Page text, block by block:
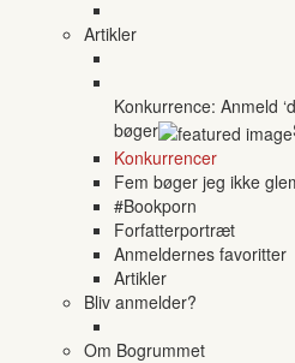
Artikler
Konkurrence: Anmeld
bøger
Konkurrencer
Fem bøger jeg ikke
#Bookporn
Forfatterportræt
Anmeldernes favoritter
Artikler
Bliv anmelder?
Om Bogrummet